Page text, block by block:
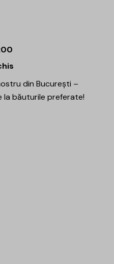
din București –
la băuturile preferate!